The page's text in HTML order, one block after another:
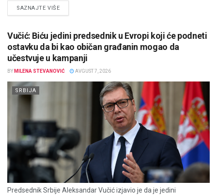
SAZNAJTE VIŠEDETAILS
Vučić: Biću jedini predsednik u Evropi koji će podneti
ostavku da bi kao običan građanin mogao da
učestvuje u kampanji
BY MILENA STEVANOVIĆ AVGUST 7, 2026
SRBIJA
Predsednik Srbije Aleksandar Vučić izjavio je da je jedini